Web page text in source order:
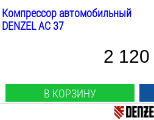
Компрессор автомобильный
DENZEL AC 37
2 120
В КОРЗИНУ